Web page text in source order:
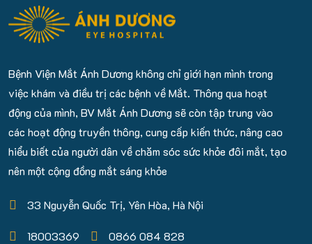
tại Quận Cầu Giấy, Hà
Nội....
Bệnh Viện Mắt Ánh Dương không chỉ giới hạn mình trong
việc khám và điều trị các bệnh về Mắt. Thông qua hoạt
động của mình, BV Mắt Ánh Dương sẽ còn tập trung vào
các hoạt động truyền thông, cung cấp kiến thức, nâng cao
hiểu biết của người dân về chăm sóc sức khỏe đôi mắt, tạo
nên một cộng đồng mắt sáng khỏe
33 Nguyễn Quốc Trị, Yên Hòa, Hà Nội
18003369 0866 084 828